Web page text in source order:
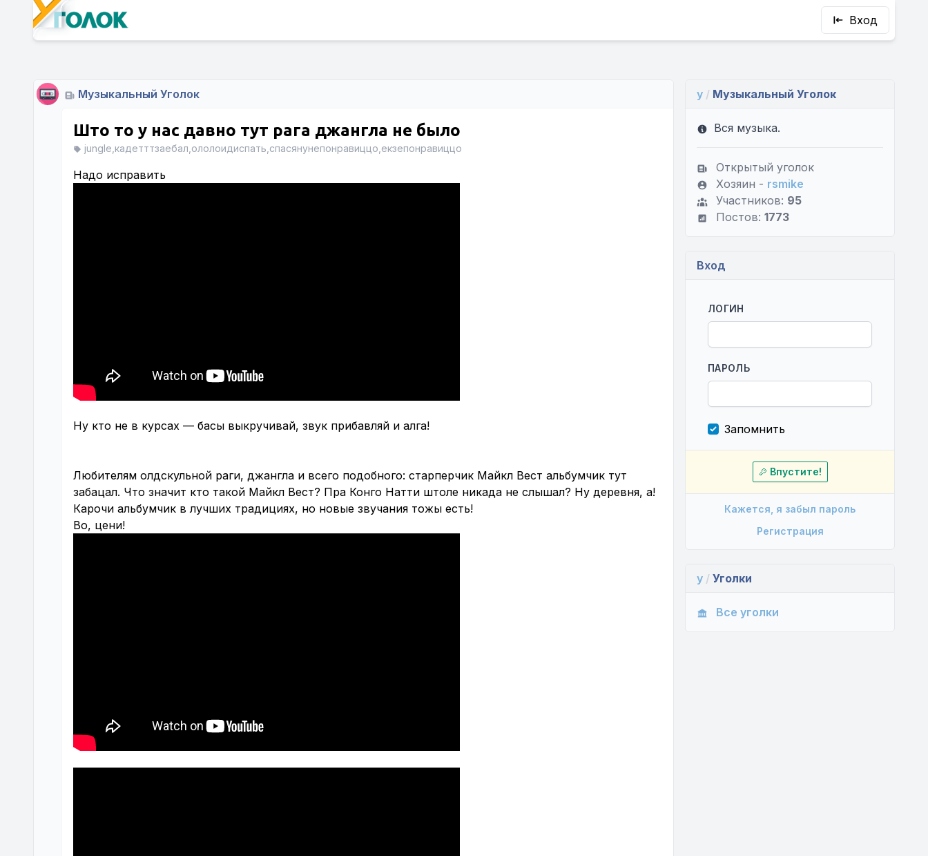
Вход
Музыкальный Уголок
Што то у нас давно тут рага джангла не было
jungle,кадетттзаебал,ололоидиспать,спасянунепонравиццо,екзепонравиццо
Надо исправить
Ну кто не в курсах — басы выкручивай, звук прибавляй и алга!
Любителям олдскульной раги, джангла и всего подобного: старперчик Майкл Вест альбумчик тут
забацал. Что значит кто такой Майкл Вест? Пра Конго Натти штоле никада не слышал? Ну деревня, а!
Карочи альбумчик в лучших традициях, но новые звучания тожы есть!
Во, цени!
y / Музыкальный Уголок
Вся музыка.
Открытый уголок
Хозяин - rsmike
Участников: 95
Постов: 1773
Вход
ЛОГИН
ПАРОЛЬ
Запомнить
Впустите!
Кажется, я забыл пароль
Регистрация
y / Уголки
Все уголки